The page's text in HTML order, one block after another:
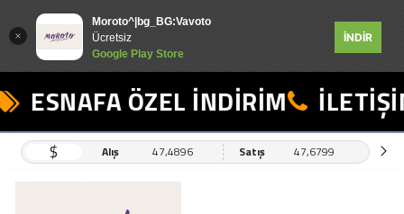
Moroto^|bg_BG:Vavoto
Ücretsiz
Google Play Store
İNDİR
ESNAFA ÖZEL İNDİRİM
$ Alış 47,4896 Satış 47,6799